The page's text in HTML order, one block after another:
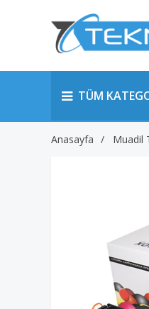
TÜM
Anasayfa Muadil